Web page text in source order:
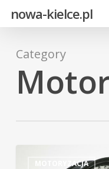
content
nowa-kielce.pl
Category
MOTORYZACJA